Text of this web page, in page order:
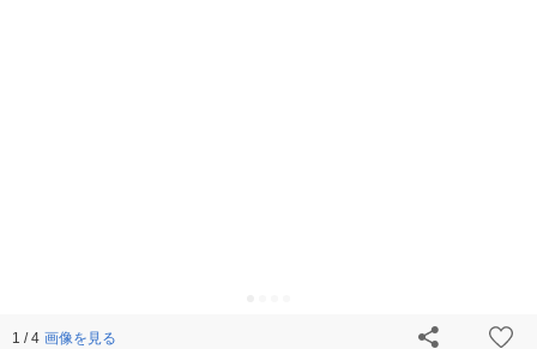
1 / 4 画像を見る